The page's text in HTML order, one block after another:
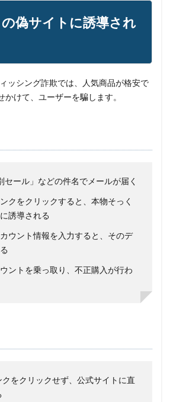
偽サイトに誘導され
ッシング詐欺では、人気商品が格安で
けて、ユーザーを騙します。
セール」などの件名でメールが届く
クをクリックすると、本物そっく
誘導される
ウント情報を入力すると、そのデ
ントを乗っ取り、不正購入が行わ
クをクリックせず、公式サイトに直